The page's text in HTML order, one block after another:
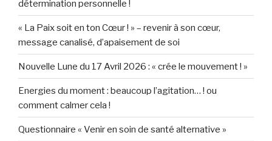
détermination personnelle !
« La Paix soit en ton Cœur ! » – revenir à son cœur,
message canalisé, d’apaisement de soi
Nouvelle Lune du 17 Avril 2026 : « crée le mouvement ! »
Energies du moment : beaucoup l’agitation… ! ou
comment calmer cela !
Questionnaire « Venir en soin de santé alternative »